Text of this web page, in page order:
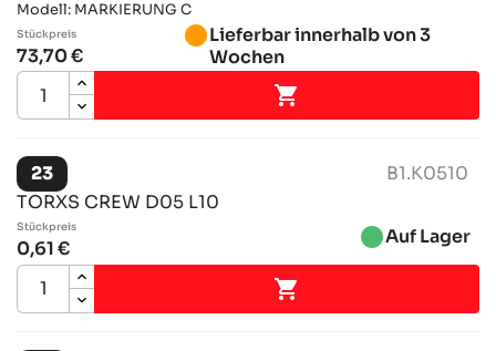
Modell: MARKIERUNG C
Stückpreis
73,70 €
brightness_1Lieferbar innerhalb von 3
Wochen

23
B1.K0510
TORXS CREW D05 L10
Stückpreis
0,61 € brightness_1Auf Lager
